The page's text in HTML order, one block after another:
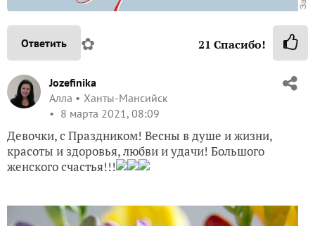
Ответить ✿ 21 Спасибо!
Jozefinika
Алла
Ханты-Мансийск
8 марта 2021, 08:09
Девочки, с Праздником! Весны в душе и жизни,
красоты и здоровья, любви и удачи! Большого
женского счастья!!!